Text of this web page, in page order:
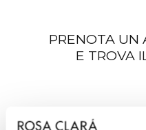
PRENOTA UN
E TROVA